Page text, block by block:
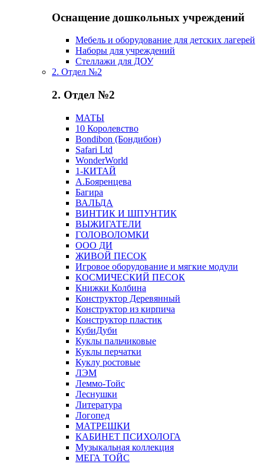
Оснащение дошкольных учреждений
Мебель и оборудование для детских лагерей
Наборы для учреждений
Стеллажи для ДОУ
2. Отдел №2
2. Отдел №2
МАТЫ
10 Королевство
Bondibon (Бондибон)
Safari Ltd
WonderWorld
1-КИТАЙ
А.Бояренцева
Багира
ВАЛЬДА
ВИНТИК И ШПУНТИК
ВЫЖИГАТЕЛИ
ГОЛОВОЛОМКИ
ООО ДИ
ЖИВОЙ ПЕСОК
Игровое оборудование и мягкие модули
КОСМИЧЕСКИЙ ПЕСОК
Книжки Колбина
Конструктор Деревянный
Конструктор из кирпича
Конструктор пластик
КубиДуби
Куклы пальчиковые
Куклы перчатки
Куклу ростовые
ЛЭМ
Леммо-Тойс
Леснушки
Литература
Логопед
МАТРЕШКИ
КАБИНЕТ ПСИХОЛОГА
Музыкальная коллекция
МЕГА ТОЙС